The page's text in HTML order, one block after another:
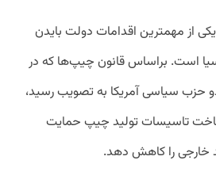
از مهمترین اقدامات دولت بایدن
است. براساس قانون چیپ‌ها که در
هردو حزب سیاسی آمریکا به تصویب رسید،
از ساخت تاسیسات تولید چیپ حمایت
خارجی را کاهش دهد.